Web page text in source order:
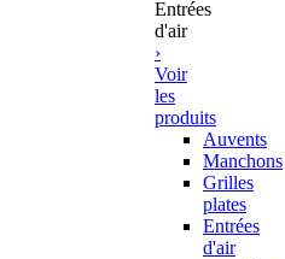
Entrées
d'air
›
Voir
les
produits
Auvents
Manchons
Grilles
plates
Entrées
d'air